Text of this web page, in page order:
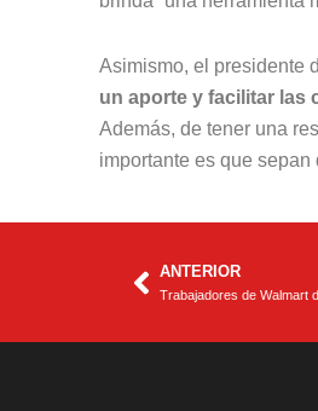
Asimismo, el presidente
un aporte y facilitar las
Además, de tener una
importante es que sepan
Prev
ANTERIOR